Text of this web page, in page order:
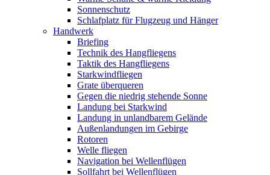
Sonnenschutz
Schlafplatz für Flugzeug und Hänger
Handwerk
Briefing
Technik des Hangfliegens
Taktik des Hangfliegens
Starkwindfliegen
Grate überqueren
Gegen die niedrig stehende Sonne
Landung bei Starkwind
Landung in unlandbarem Gelände
Außenlandungen im Gebirge
Rotoren
Welle fliegen
Navigation bei Wellenflügen
Sollfahrt bei Wellenflügen